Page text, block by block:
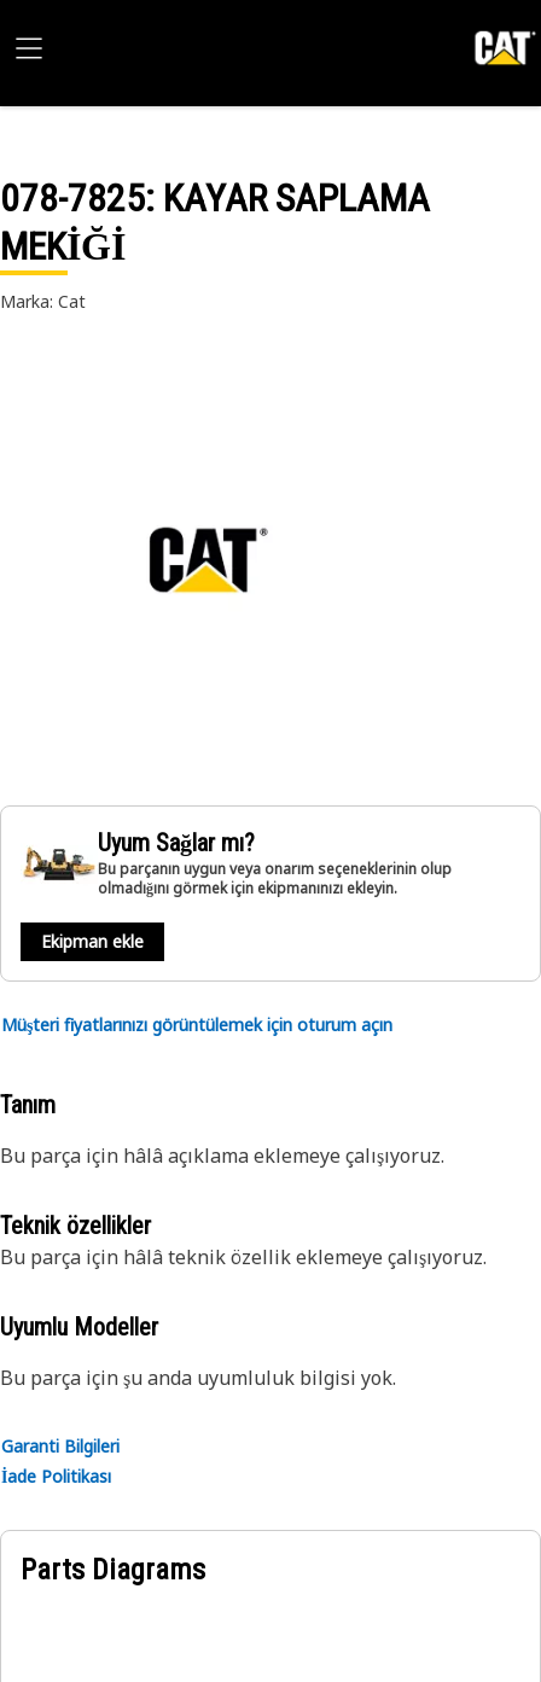
078-7825: KAYAR SAPLAMA
MEKİĞİ
Marka: Cat
Uyum Sağlar mı?
Bu parçanın uygun veya onarım seçeneklerinin olup
olmadığını görmek için ekipmanınızı ekleyin.
Ekipman ekle
Müşteri fiyatlarınızı görüntülemek için oturum açın
Tanım
Bu parça için hâlâ açıklama eklemeye çalışıyoruz.
Teknik özellikler
Bu parça için hâlâ teknik özellik eklemeye çalışıyoruz.
Uyumlu Modeller
Bu parça için şu anda uyumluluk bilgisi yok.
Garanti Bilgileri
İade Politikası
Parts Diagrams